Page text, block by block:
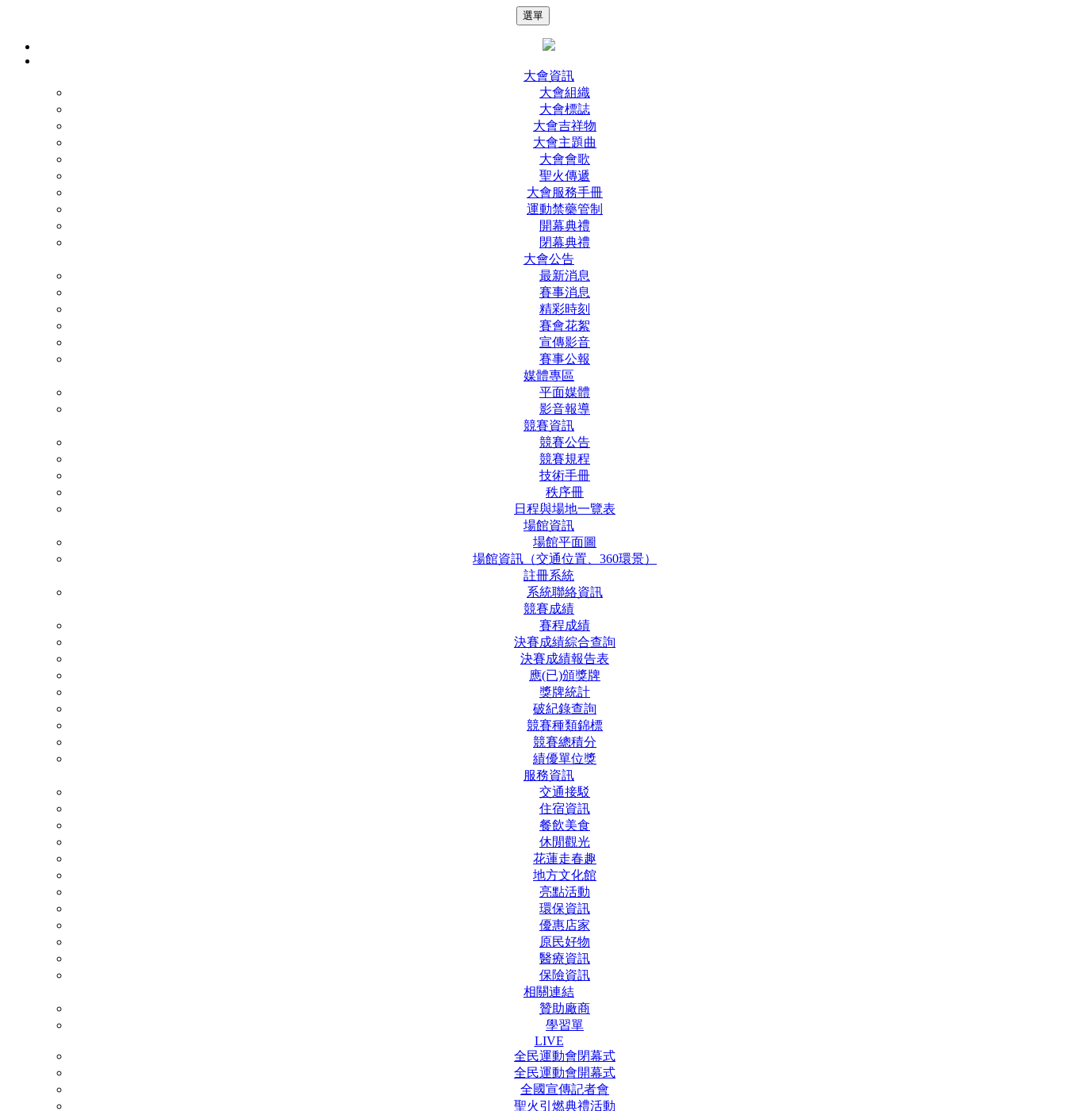
選單
大會資訊
大會組織
大會標誌
大會吉祥物
大會主題曲
大會會歌
聖火傳遞
大會服務手冊
運動禁藥管制
開幕典禮
閉幕典禮
大會公告
最新消息
賽事消息
精彩時刻
賽會花絮
宣傳影音
賽事公報
媒體專區
平面媒體
影音報導
競賽資訊
競賽公告
競賽規程
技術手冊
秩序冊
日程與場地一覽表
場館資訊
場館平面圖
場館資訊（交通位置、360環景）
註冊系統
系統聯絡資訊
競賽成績
賽程成績
決賽成績綜合查詢
決賽成績報告表
應(已)頒獎牌
獎牌統計
破紀錄查詢
競賽種類錦標
競賽總積分
績優單位獎
服務資訊
交通接駁
住宿資訊
餐飲美食
休閒觀光
花蓮走春趣
地方文化館
亮點活動
環保資訊
優惠店家
原民好物
醫療資訊
保險資訊
相關連結
贊助廠商
學習單
LIVE
全民運動會閉幕式
全民運動會開幕式
全國宣傳記者會
聖火引燃典禮活動